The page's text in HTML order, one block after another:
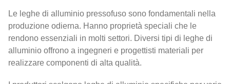
Le leghe di alluminio pressofuso sono fondamentali nella
produzione odierna. Hanno proprietà speciali che le
rendono essenziali in molti settori. Diversi tipi di leghe di
alluminio offrono a ingegneri e progettisti materiali per
realizzare componenti di alta qualità.